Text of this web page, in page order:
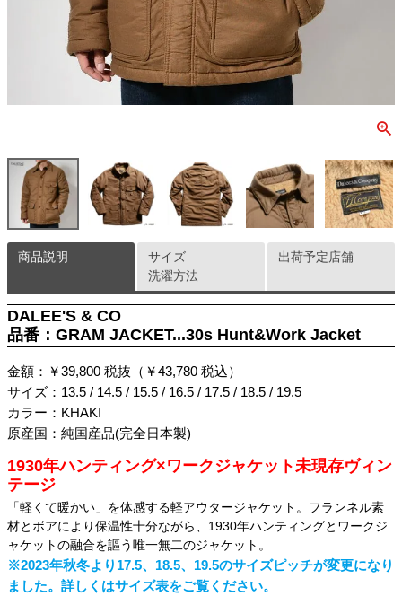
商品説明
DALEE'S & CO
品番：GRAM JACKET...30s Hunt&Work Jacket
金額：￥39,800 税抜（￥43,780 税込）
サイズ：13.5 / 14.5 / 15.5 / 16.5 / 17.5 / 18.5 / 19.5
カラー：KHAKI
原産国：純国産品(完全日本製)
1930年ハンティング×ワークジャケット未現存ヴィン
テージ
「軽くて暖かい」を体感する軽アウタージャケット。フランネル素
材とボアにより保温性十分ながら、1930年ハンティングとワークジ
ャケットの融合を謳う唯一無二のジャケット。
※2023年秋冬より17.5、18.5、19.5のサイズピッチが変更になり
ました。詳しくはサイズ表をご覧ください。
サイズ
洗濯方法
出荷予定店舗